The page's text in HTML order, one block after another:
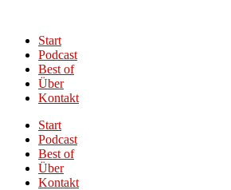
Start
Podcast
Best of
Über
Kontakt
Start
Podcast
Best of
Über
Kontakt